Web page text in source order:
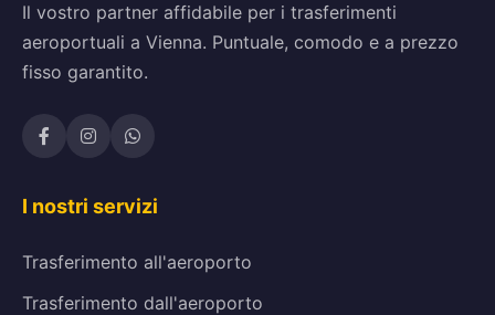
Il vostro partner affidabile per i trasferimenti
aeroportuali a Vienna. Puntuale, comodo e a prezzo
fisso garantito.
I nostri servizi
Trasferimento all'aeroporto
Trasferimento dall'aeroporto